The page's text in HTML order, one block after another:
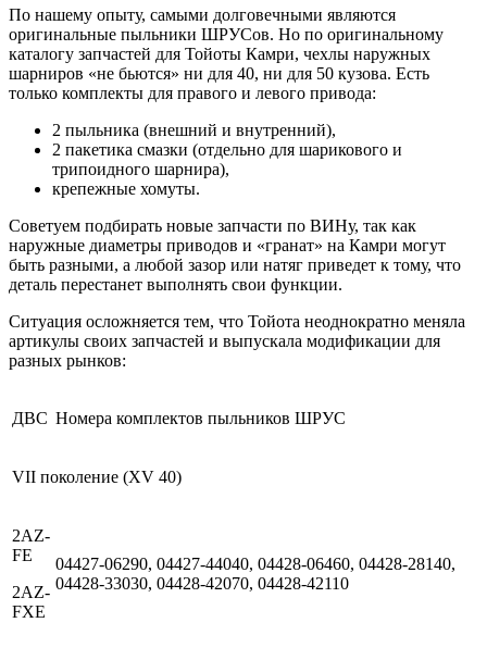
По нашему опыту, самыми долговечными являются
оригинальные пыльники ШРУСов. Но по оригинальному
каталогу запчастей для Тойоты Камри, чехлы наружных
шарниров «не бьются» ни для 40, ни для 50 кузова. Есть
только комплекты для правого и левого привода:
2 пыльника (внешний и внутренний),
2 пакетика смазки (отдельно для шарикового и
трипоидного шарнира),
крепежные хомуты.
Советуем подбирать новые запчасти по ВИНу, так как
наружные диаметры приводов и «гранат» на Камри могут
быть разными, а любой зазор или натяг приведет к тому, что
деталь перестанет выполнять свои функции.
Ситуация осложняется тем, что Тойота неоднократно меняла
артикулы своих запчастей и выпускала модификации для
разных рынков:
ДВС Номера комплектов пыльников ШРУС
VII поколение (XV 40)
2AZ-
FE
2AZ-
FXE
04427-06290, 04427-44040, 04428-06460, 04428-28140,
04428-33030, 04428-42070, 04428-42110